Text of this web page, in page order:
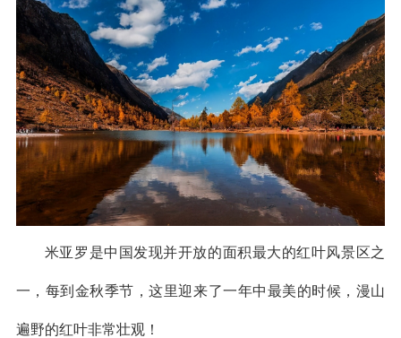
米亚罗是中国发现并开放的面积最大的红叶风景区之
一，每到金秋季节，这里迎来了一年中最美的时候，漫山
遍野的红叶非常壮观！